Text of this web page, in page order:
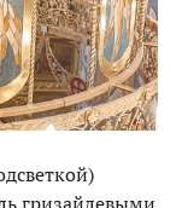
гризайлевыми